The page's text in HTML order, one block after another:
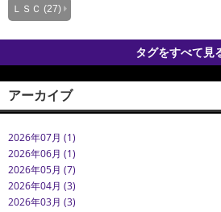
ＬＳＣ (27)
タグをすべて見
アーカイブ
2026年07月 (1)
2026年06月 (1)
2026年05月 (7)
2026年04月 (3)
2026年03月 (3)